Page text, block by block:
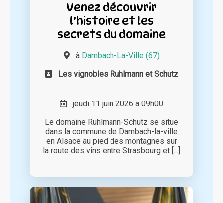
Venez découvrir
l’histoire et les
secrets du domaine
à Dambach-La-Ville (67)
Les vignobles Ruhlmann et Schutz
jeudi 11 juin 2026 à 09h00
Le domaine Ruhlmann-Schutz se situe
dans la commune de Dambach-la-ville
en Alsace au pied des montagnes sur
la route des vins entre Strasbourg et [...]